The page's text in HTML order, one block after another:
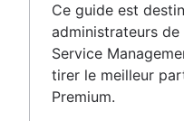
Ce guide est
administrateurs
Service
tirer le meilleur
Premium.